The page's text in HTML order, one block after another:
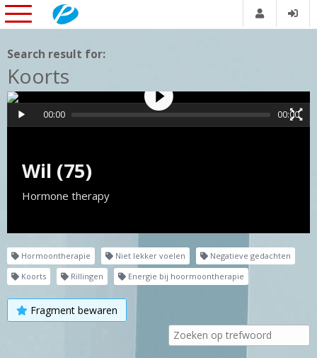
Search result for:
Koorts
Wil (75)
Hormone therapy
00:00 00:00
Hormoontherapie Niet lekker voelen
Negatieve gedachten
Koorts
Rillingen Energie bij hoormoontherapie
Fragment bewaren